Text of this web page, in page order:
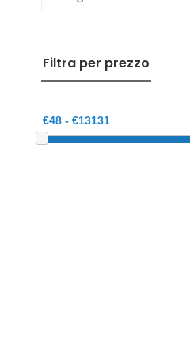
Filtra per prezzo